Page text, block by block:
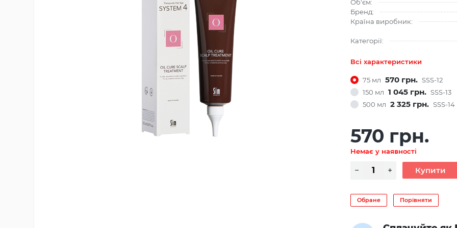
Об'єм:
Бренд:
Країна виробник:
Категорії:
Всі характеристики
75 мл 570 грн. SSS-12
150 мл 1 045 грн. SSS-13
500 мл 2 325 грн. SSS-14
570 грн.
Немає у наявності
Обране Порівняти